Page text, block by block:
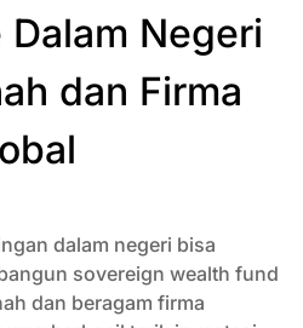
Negeri
dan Firma
dalam negeri bisa
sovereign wealth fund
dan beragam firma